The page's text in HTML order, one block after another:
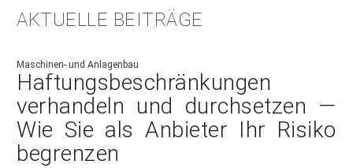
AKTUELLE BEITRÄGE
Maschinen- und Anlagenbau
Haftungsbeschränkungen
verhandeln und durchsetzen —
Wie Sie als Anbieter Ihr Risiko
begrenzen